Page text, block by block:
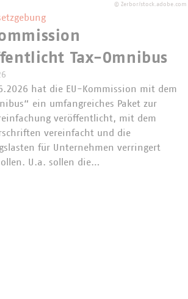
© Zerbor/stock.adobe.com
Tax-Omnibus
hat die EU-Kommission mit dem
ein umfangreiches Paket zur
veröffentlicht, mit dem
vereinfacht und die
für Unternehmen verringert
U.a. sollen die…